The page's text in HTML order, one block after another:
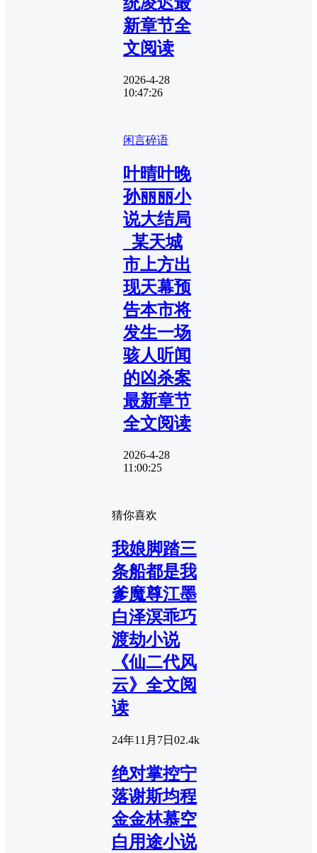
新章节全
文阅读
2026-4-28
10:47:26
闲言碎语
叶晴叶晚
孙丽丽小
说大结局
_某天城
市上方出
现天幕预
告本市将
发生一场
骇人听闻
的凶杀案
最新章节
全文阅读
2026-4-28
11:00:25
猜你喜欢
我娘脚踏三
条船都是我
爹魔尊江墨
白泽溟乖巧
渡劫小说
《仙二代风
云》全文阅
读
24年11月7日 02.4k
绝对掌控宁
落谢斯均程
金金林慕空
白用途小说